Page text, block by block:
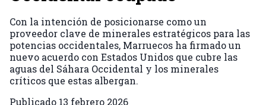
Con la intención de posicionarse como un
proveedor clave de minerales estratégicos para las
potencias occidentales, Marruecos ha firmado un
nuevo acuerdo con Estados Unidos que cubre las
aguas del Sáhara Occidental y los minerales
críticos que estas albergan.
Publicado 13 febrero 2026